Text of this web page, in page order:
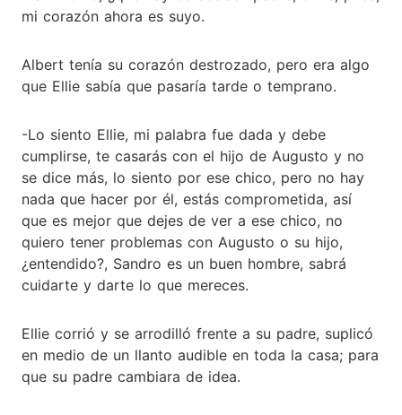
mi corazón ahora es suyo.
Albert tenía su corazón destrozado, pero era algo
que Ellie sabía que pasaría tarde o temprano.
-Lo siento Ellie, mi palabra fue dada y debe
cumplirse, te casarás con el hijo de Augusto y no
se dice más, lo siento por ese chico, pero no hay
nada que hacer por él, estás comprometida, así
que es mejor que dejes de ver a ese chico, no
quiero tener problemas con Augusto o su hijo,
¿entendido?, Sandro es un buen hombre, sabrá
cuidarte y darte lo que mereces.
Ellie corrió y se arrodilló frente a su padre, suplicó
en medio de un llanto audible en toda la casa; para
que su padre cambiara de idea.